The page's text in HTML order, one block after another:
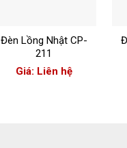
Đèn Lồng Nhật CP-
211
Giá: Liên hệ